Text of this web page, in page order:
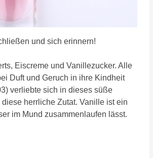
und sich erinnern!
Eiscreme und Vanillezucker. Alle
Duft und Geruch in ihre Kindheit
verliebte sich in dieses süße
herrliche Zutat. Vanille ist ein
im Mund zusammenlaufen lässt.